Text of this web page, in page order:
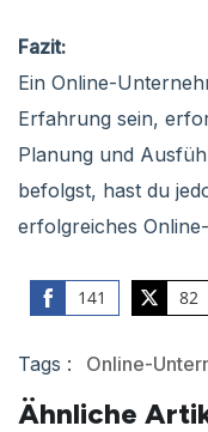
Fazit:
Ein Online-
Erfahrung sein,
Planung und
befolgst, hast du
erfolgreiches
141
Share
82
Share
Tags : Online-
Ähnliche